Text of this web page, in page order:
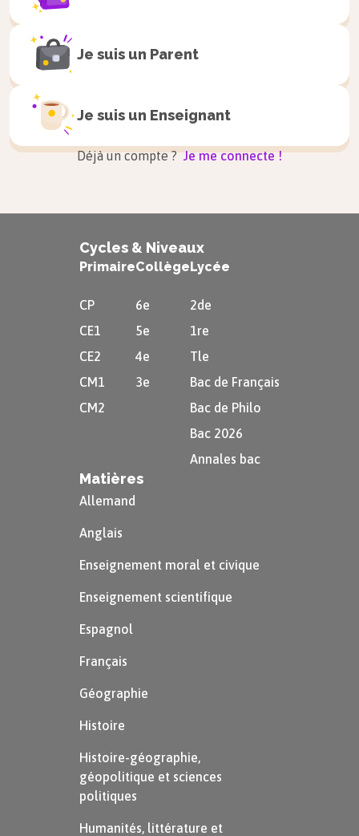
réduire la pollution. Il privilégie
également l’intermodalité.
Les nouveaux quartiers desservis par le
ville-centre, et de dynamiser certains
secteurs qui n’étaient pas desservis
Je suis un Parent
Je suis un Enseignant
Déjà un compte ? Je me connecte !
Cycles & Niveaux
Primaire
CP
CE1
CE2
CM1
CM2
Collège
6e
5e
4e
3e
Lycée
2de
1re
Tle
Bac de Français
Bac de Philo
Bac 2026
Annales bac
Matières
Allemand
Anglais
Enseignement moral et civique
Enseignement scientifique
Espagnol
Français
Géographie
Histoire
Histoire-géographie,
géopolitique et sciences
politiques
Humanités, littérature et